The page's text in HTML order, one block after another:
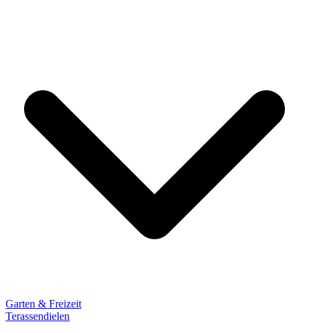
Garten & Freizeit
Terassendielen